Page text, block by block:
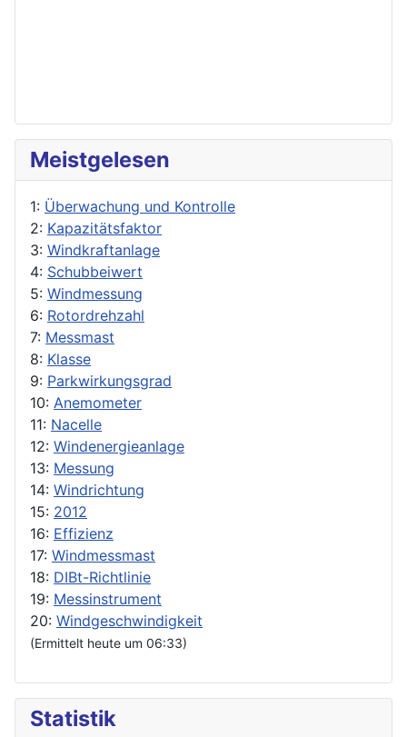
Meistgelesen
1: Überwachung und Kontrolle
2: Kapazitätsfaktor
3: Windkraftanlage
4: Schubbeiwert
5: Windmessung
6: Rotordrehzahl
7: Messmast
8: Klasse
9: Parkwirkungsgrad
10: Anemometer
11: Nacelle
12: Windenergieanlage
13: Messung
14: Windrichtung
15: 2012
16: Effizienz
17: Windmessmast
18: DIBt-Richtlinie
19: Messinstrument
20: Windgeschwindigkeit
(Ermittelt heute um 06:33)
Statistik